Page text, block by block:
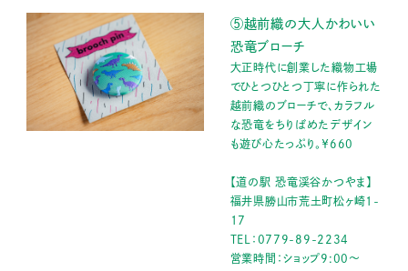
⑤越前織の大人かわいい
恐竜ブローチ
大正時代に創業した織物工場
でひとつひとつ丁寧に作られた
越前織のブローチで、カラフル
な恐竜をちりばめたデザイン
も遊び心たっぷり。￥660
【道の駅 恐竜渓谷かつやま】
福井県勝山市荒土町松ヶ崎1-
17
TEL：0779-89-2234
営業時間：ショップ9:00～